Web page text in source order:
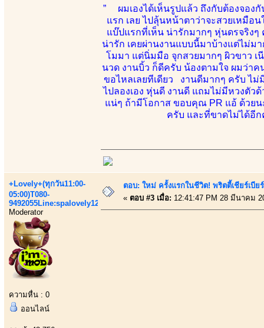
” ผมเองได้เห็นรูปแล้ว ถึงกับต้องจอง
แรก เลย ไปลุ้นหน้าตาว่าจะสวยเหมือ
แบ๊ปแรกที่เห็น น่ารักมากๆ หุ่นดรจริง
น่ารัก เคยผ่านงานแบบนี้มาบ้างแต่ไม่
โมมา แต่นิ่มมือ จุกสวยมากๆ ผิวขาว เ
นวด งานบิ้ว ก็ดีครับ น้องตามใจ ผมว่า
ขอไหลเลยทีเดียว งานดีมากๆ ครับ ไ
ไปลองเอง หุ่นดี งานดี แถมไม่มีหวงตั
แน่ๆ ถ้ามีโอกาส ขอบคุณ PR แอ้ ด้วยน
ครับ และที่ขาดไม่ได้อี
+Lovely+(ทุกวัน11:00-
05:00)T080-
9492055Line:spalovely123
Moderator
ความหื่น : 0
ออนไลน์
ตอบ: ใหม่ ครั้งแรกในชีวิต! พริตตี้เชียร์เบี
« ตอบ #3 เมื่อ: 12:41:47 PM 28 มีนาคม